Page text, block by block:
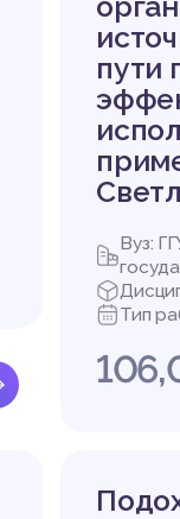
пути
Вуз:
Тип